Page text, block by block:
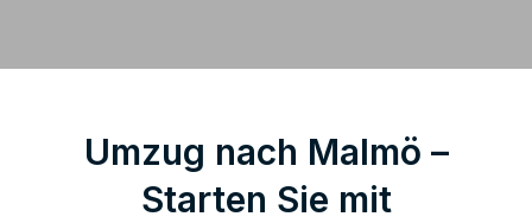
Umzug nach Malmö –
Starten Sie mit